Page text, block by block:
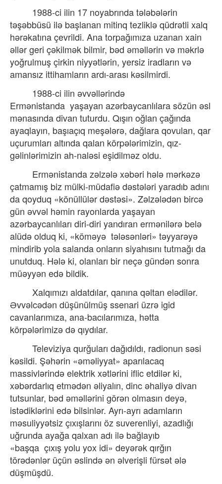
1988-ci ilin 17 noyabrında tələbələrin
təşəbbüsü ilə başlanan mitinq tezliklə qüdrətli xalq
hərəkatına çevrildi. Ana torpağımıza uzanan xain
əllər geri çəkilmək bilmir, bəd əməllərin və məkrlə
yoğrulmuş çirkin niyyətlərin, yersiz iradların və
amansız ittihamların ardı-arası kəsilmirdi.
1988-ci ilin əvvəllərində
Ermənistanda yaşayan azərbaycanlılara sözün əsl
mənasında divan tuturdu. Qışın oğlan çağında
ayaqlayın, başıaçıq meşələrə, dağlara qovulan, qar
uçurumları altında qalan körpələrimizin, qız-
gəlinlərimizin ah-naləsi eşidilməz oldu.
Ermənistanda zəlzələ xəbəri hələ mərkəzə
çatmamış biz mülki-müdafiə dəstələri yaradıb adını
da qoyduq «könüllülər dəstəsi». Zəlzələdən bircə
gün əvvəl həmin rayonlarda yaşayan
azərbaycanlıları diri-diri yandıran ermənilərə belə
alüdə olduq ki, «köməyə tələsənləri» təyyarəyə
mindirib yola salanda onların siyahısını tutmağı da
unutduq. Hələ ki, olanları bir neçə gündən sonra
müəyyən edə bildik.
Xalqımızı aldatdılar, qanına qəltan elədilər.
Əvvəlcədən düşünülmüş ssenari üzrə igid
cavanlarımıza, ana-bacılarımıza, hətta
körpələrimizə də qıydılar.
Televiziya qurğuları dağıdıldı, radionun səsi
kəsildi. Şəhərin «əməliyyat» aparılacaq
massivlərində elektrik xətlərini iflic etdilər ki,
xəbərdarlıq etmədən əliyalın, dinc əhaliyə divan
tutsunlar, bəd əməllərini görən olmasın deyə,
istədiklərini edə bilsinlər. Ayrı-ayrı adamların
məsuliyyətsiz çıxışlarını öz suverenliyi, azadlığı
uğrunda ayağa qalxan adı ilə bağlayıb
«başqa çıxış yolu yox idi» deyərək qırğın
törədənlər üçün əslində ən əlverişli fürsət ələ
düşmüşdü.